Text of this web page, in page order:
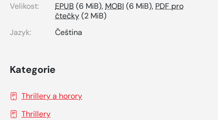
Velikost:
EPUB (6 MiB), MOBI (6 MiB), PDF pro
čtečky(2 MiB)
Jazyk:
Čeština
Kategorie
Thrillery a horory
Thrillery